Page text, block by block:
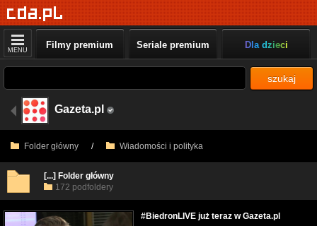
MENU Filmy premium Seriale premium Dla dzieci
szukaj
Gazeta.pl
Folder główny / Wiadomości i polityka
[...] Folder główny
172 podfoldery
#BiedronLIVE już teraz w Gazeta.pl